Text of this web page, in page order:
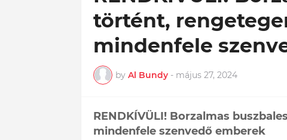
történt,
mindenfele
by Al Bundy - május 27, 2024
RENDKÍVÜLI! Borzalmas
mindenfele szenvedő emberek